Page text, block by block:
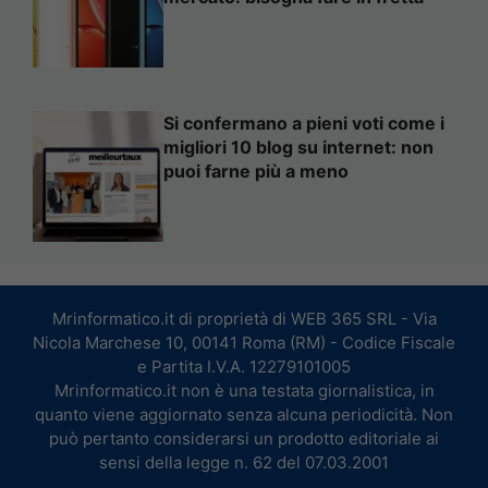
Si confermano a pieni voti come i
migliori 10 blog su internet: non
puoi farne più a meno
Mrinformatico.it di proprietà di WEB 365 SRL - Via
Nicola Marchese 10, 00141 Roma (RM) - Codice Fiscale
e Partita I.V.A. 12279101005
Mrinformatico.it non è una testata giornalistica, in
quanto viene aggiornato senza alcuna periodicità. Non
può pertanto considerarsi un prodotto editoriale ai
sensi della legge n. 62 del 07.03.2001